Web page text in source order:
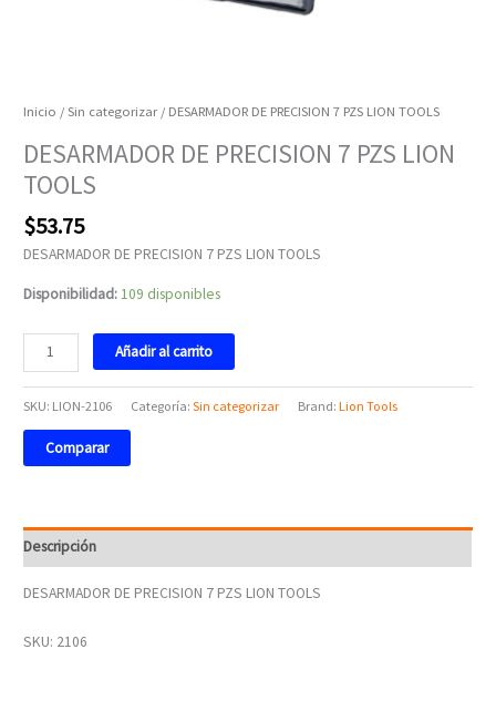
Inicio /Sin categorizar / DESARMADOR DE PRECISION 7 PZS LION TOOLS
DESARMADOR DE PRECISION 7 PZS LION
TOOLS
$53.75
DESARMADOR DE PRECISION 7 PZS LION TOOLS
Disponibilidad:109 disponibles
Añadir al carrito
SKU: LION-2106 Categoría:Sin categorizar Brand:Lion Tools
Comparar
Descripción
DESARMADOR DE PRECISION 7 PZS LION TOOLS
SKU: 2106